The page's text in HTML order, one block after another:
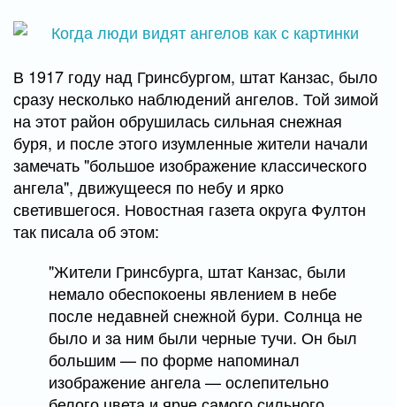
В 1917 году над Гринсбургом, штат Канзас, было
сразу несколько наблюдений ангелов. Той зимой
на этот район обрушилась сильная снежная
буря, и после этого изумленные жители начали
замечать "большое изображение классического
ангела", движущееся по небу и ярко
светившегося. Новостная газета округа Фултон
так писала об этом:
"Жители Гринсбурга, штат Канзас, были
немало обеспокоены явлением в небе
после недавней снежной бури. Солнца не
было и за ним были черные тучи. Он был
большим — по форме напоминал
изображение ангела — ослепительно